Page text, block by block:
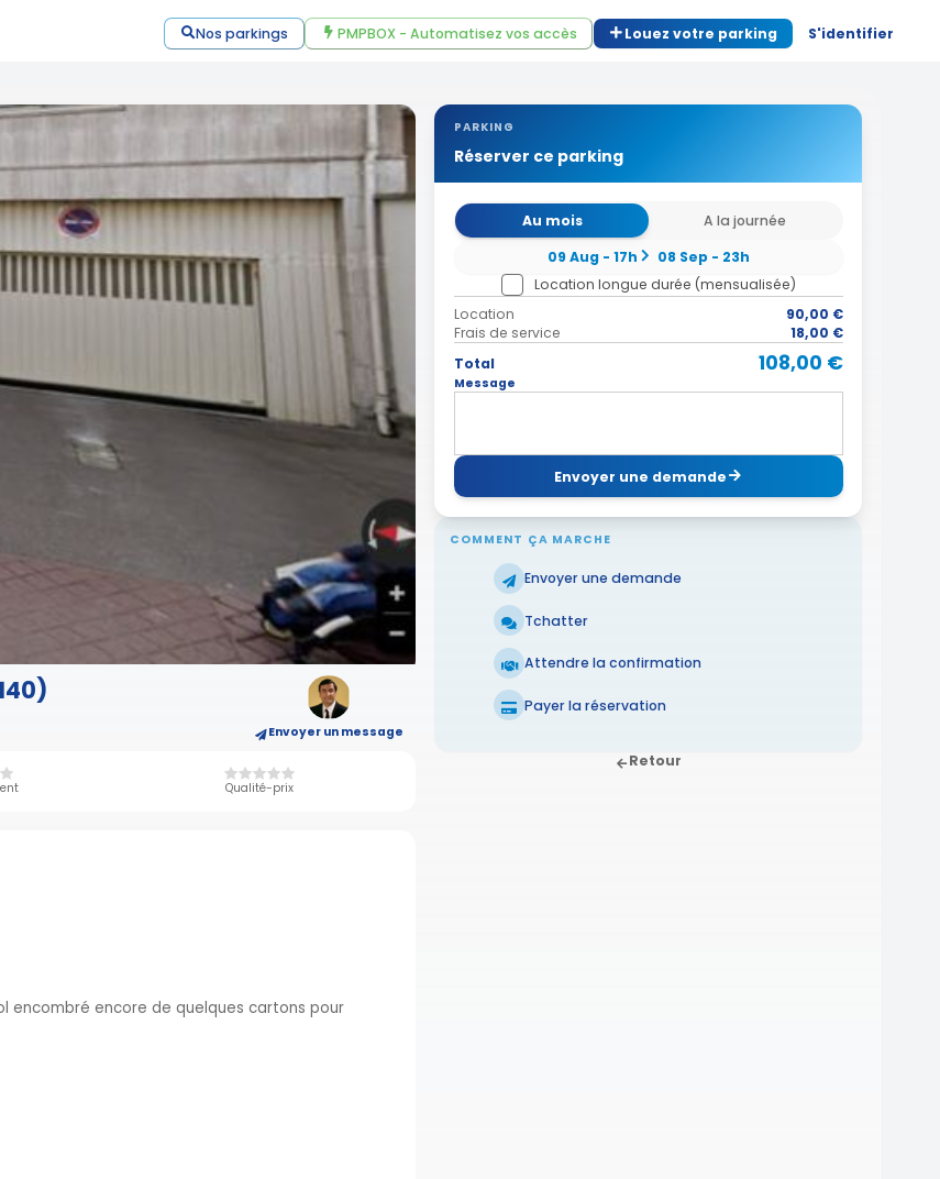
Nos parkings PMPBOX - Automatisez vos accès Louez votre parking S'identifier
Envoyer un message
Qualité-prix
PARKING
Réserver ce parking
Au mois
A la journée
09 Aug - 17h
08 Sep - 23h
Location longue durée (mensualisée)
Location
90,00 €
Frais de service
18,00 €
Total
108,00 €
Message
Envoyer une demande
COMMENT ÇA MARCHE
Envoyer une demande
Tchatter
Attendre la confirmation
Payer la réservation
Retour
encombré encore de quelques cartons pour